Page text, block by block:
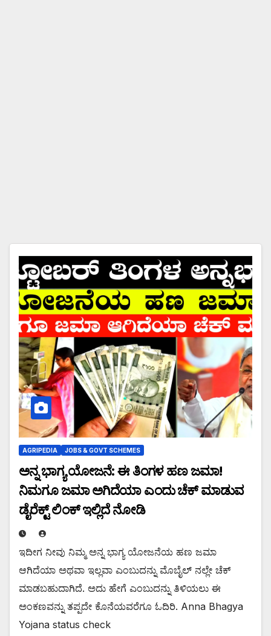
AGRIPEDIA JOBS & GOVT SCHEMES
ಅನ್ನ ಭಾಗ್ಯ ಯೋಜನೆ: ಈ ತಿಂಗಳ ಹಣ ಜಮಾ!
ನಿಮಗೂ ಜಮಾ ಅಗಿದೆಯಾ ಎಂದು ಚೆಕ್ ಮಾಡುವ
ಡೈರೆಕ್ಟ್ ಲಿಂಕ್ ಇಲ್ಲಿದೆ ನೋಡಿ
ಇದೀಗ ನೀವು ನಿಮ್ಮ ಅನ್ನ ಭಾಗ್ಯ ಯೋಜನೆಯ ಹಣ ಜಮಾ
ಆಗಿದೆಯಾ ಅಥವಾ ಇಲ್ಲವಾ ಎಂಬುದನ್ನು ಮೊಬೈಲ್ ನಲ್ಲೇ ಚೆಕ್
ಮಾಡಬಹುದಾಗಿದೆ. ಅದು ಹೇಗೆ ಎಂಬುದನ್ನು ತಿಳಿಯಲು ಈ
ಅಂಕಣವನ್ನು ತಪ್ಪದೇ ಕೊನೆಯವರೆಗೂ ಓದಿರಿ. Anna Bhagya
Yojana status check